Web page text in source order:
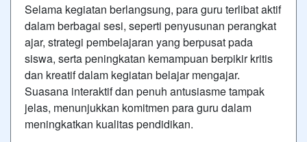
Selama kegiatan berlangsung, para guru terlibat aktif
dalam berbagai sesi, seperti penyusunan perangkat
ajar, strategi pembelajaran yang berpusat pada
siswa, serta peningkatan kemampuan berpikir kritis
dan kreatif dalam kegiatan belajar mengajar.
Suasana interaktif dan penuh antusiasme tampak
jelas, menunjukkan komitmen para guru dalam
meningkatkan kualitas pendidikan.